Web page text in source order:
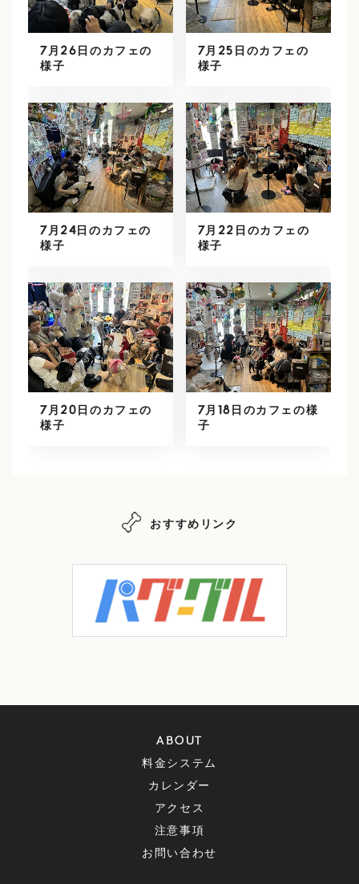
7月26日のカフェの
様子
7月25日のカフェの
様子
7月24日のカフェの
様子
7月22日のカフェの
様子
7月20日のカフェの
様子
7月18日のカフェの様
子
おすすめリンク
ABOUT
料金システム
カレンダー
アクセス
注意事項
お問い合わせ